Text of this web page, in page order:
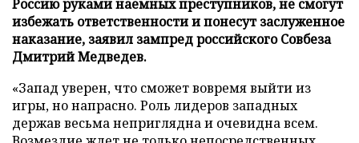
Россию руками наемных преступников, не смогут
избежать ответственности и понесут заслуженное
наказание, заявил зампред российского Совбеза
Дмитрий Медведев.
«Запад уверен, что сможет вовремя выйти из
игры, но напрасно. Роль лидеров западных
держав весьма неприглядна и очевидна всем.